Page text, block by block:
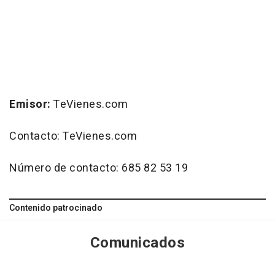
Emisor: TeVienes.com
Contacto: TeVienes.com
Número de contacto: 685 82 53 19
Contenido patrocinado
Comunicados